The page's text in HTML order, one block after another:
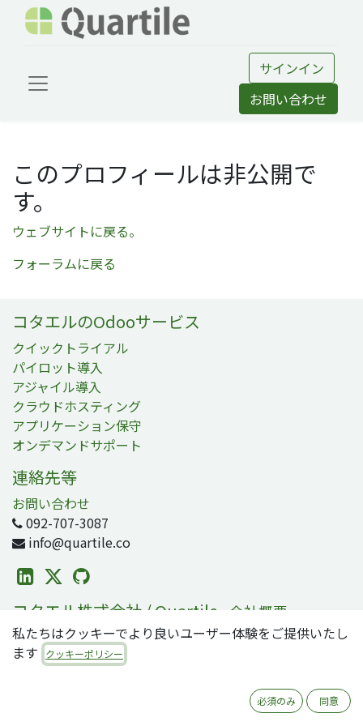
サインイン
お問い合わせ
このプロフィールは非公開で
す。
ウェブサイトに戻る。
フォーラムに戻る
コタエルのOdooサービス
クイックトライアル
パイロット導入
アジャイル導入
クラウドホスティング
アプリケーション保守
オンデマンドサポート
連絡先等
お問い合わせ
092-707-3087
info@quartile.co
コタエル株式会社 / Quartile 会社概要
コタエルは日本および世界各地のお客様のOdoo導入を支
援しています。
Odooは2800万人のユーザが利用する、世界で最も人気の
オープンソースビジネスアプリ/ERPスイートです。零細・
私たちはクッキーでより良いユーザー体験をご提供いたし
ます
クッキーポリシー
必須のみ 同意